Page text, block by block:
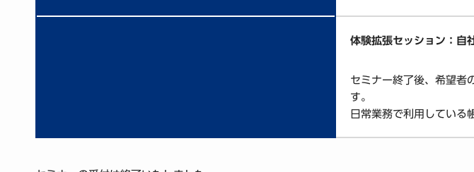
体験拡張セッション：自
セミナー終了後、希望者
す。
日常業務で利用している